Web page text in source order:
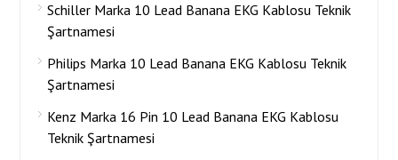
Schiller Marka 10 Lead Banana EKG Kablosu Teknik
Şartnamesi
Philips Marka 10 Lead Banana EKG Kablosu Teknik
Şartnamesi
Kenz Marka 16 Pin 10 Lead Banana EKG Kablosu
Teknik Şartnamesi